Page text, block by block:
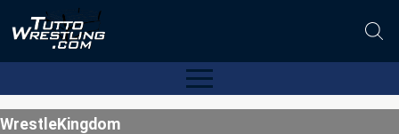
WrestleKingdom